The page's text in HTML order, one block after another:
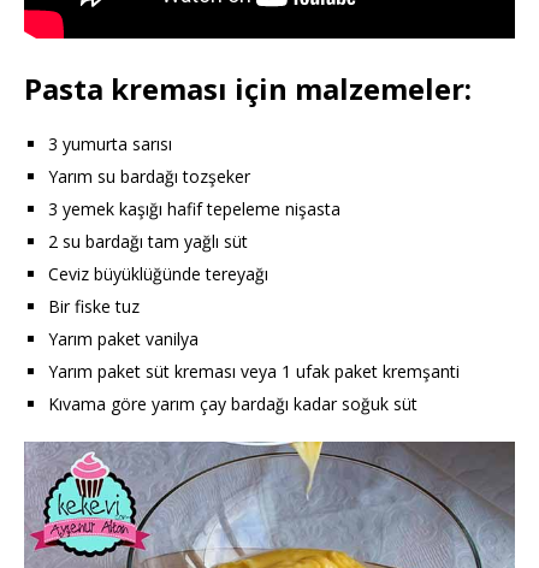
Pasta kreması için malzemeler:
3 yumurta sarısı
Yarım su bardağı tozşeker
3 yemek kaşığı hafif tepeleme nişasta
2 su bardağı tam yağlı süt
Ceviz büyüklüğünde tereyağı
Bir fiske tuz
Yarım paket vanilya
Yarım paket süt kreması veya 1 ufak paket kremşanti
Kıvama göre yarım çay bardağı kadar soğuk süt